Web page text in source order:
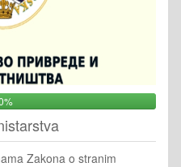
Zakona o stranim